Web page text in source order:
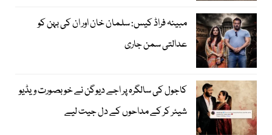
مبینہ فراڈ کیس: سلمان خان اور ان کی بہن کو
عدالتی سمن جاری
کاجول کی سالگرہ پر اجے دیوگن نے خوبصورت ویڈیو
شیئر کر کے مداحوں کے دل جیت لیے